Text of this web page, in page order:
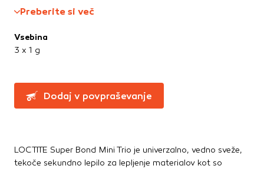
Montažne pene
Sidrne mase
Preberite si več
Vsebina
3 x 1 g
Dodaj v povpraševanje
LOCTITE Super Bond Mini Trio je univerzalno, vedno sveže,
tekoče sekundno lepilo za lepljenje materialov kot so
Partnerska oglaševalska podjetja jih lahko uporabljajo za
prikazovanje ustreznih oglasov na drugih spletnih mestih.
Pri delu uporabljajo edinstveno prepoznavanje vašega
ne boste deležni našega ciljnega spletnega oglaševanja.
DOVOLI VSE